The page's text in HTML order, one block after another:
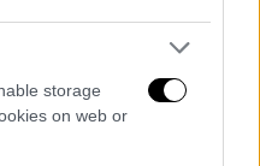
storage
on web or
να δοθούν λύσεις
των